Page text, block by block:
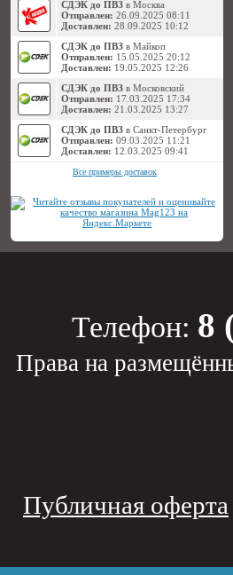
СДЭК до ПВЗ в Москва
Отправлен: 26.09.2025 08:11
Доставлен: 28.09.2025 10:12
СДЭК до ПВЗ в Майкоп
Отправлен: 15.05.2025 20:12
Доставлен: 19.05.2025 12:26
СДЭК до ПВЗ в Московский
Отправлен: 17.03.2025 17:34
Доставлен: 21.03.2025 13:27
СДЭК до ПВЗ в Санкт-Петербург
Отправлен: 09.03.2025 11:21
Доставлен: 12.03.2025 09:41
Все примеры доставок
Телефон: 8
Права на
Публичная оферта